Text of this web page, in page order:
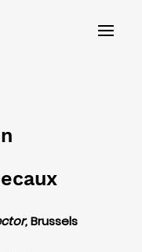
Brussels